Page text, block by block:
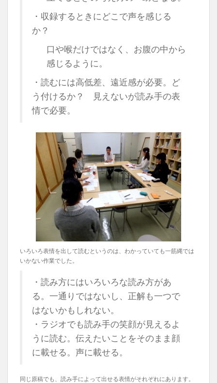
・収録するときにどこで声を感じる
か？
口や喉だけではなく、お腹の中から
感じるように。
・読むには高低差、遠近感が必要。ど
う付けるか？ 見えないが読み手の表
情で必要。
いろいろ表情を出して読むというのは、わかっていても一筋縄では
いかない作業でした。
・読み方にはいろいろな読み方があ
る。一通りではないし、正解も一つで
はないかもしれない。
・ラジオでも読み手の笑顔が見えるよ
うに読む。伝えたいことをそのまま顔
に載せる。声に載せる。
同じ原稿でも、読み手によって出せる表情がそれぞれにあります。